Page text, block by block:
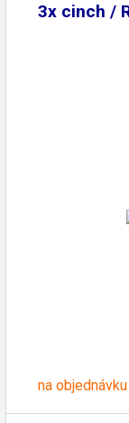
3x cinch /
na objednávku